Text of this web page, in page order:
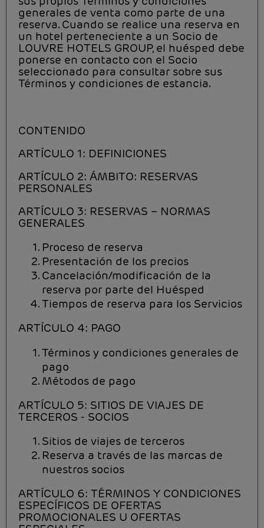
generales de venta como parte de una
reserva. Cuando se realice una reserva en
un hotel perteneciente a un Socio de
LOUVRE HOTELS GROUP, el huésped debe
ponerse en contacto con el Socio
seleccionado para consultar sobre sus
Términos y condiciones de estancia.
CONTENIDO
ARTÍCULO 1: DEFINICIONES
ARTÍCULO 2: ÁMBITO: RESERVAS
PERSONALES
ARTÍCULO 3: RESERVAS – NORMAS
GENERALES
Proceso de reserva
Presentación de los precios
Cancelación/modificación de la
reserva por parte del Huésped
Tiempos de reserva para los Servicios
ARTÍCULO 4: PAGO
Términos y condiciones generales de
pago
Métodos de pago
ARTÍCULO 5: SITIOS DE VIAJES DE
TERCEROS - SOCIOS
Sitios de viajes de terceros
Reserva a través de las marcas de
nuestros socios
ARTÍCULO 6: TÉRMINOS Y CONDICIONES
ESPECÍFICOS DE OFERTAS
PROMOCIONALES U OFERTAS